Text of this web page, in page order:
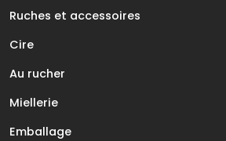
Ruches et accessoires
Cire
Au rucher
Miellerie
Emballage